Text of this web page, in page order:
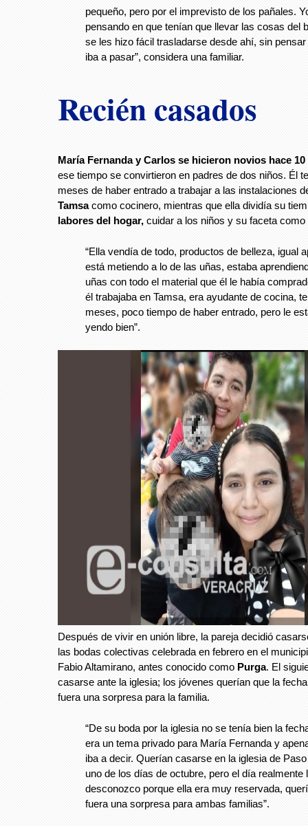
pequeño, pero por el imprevisto de los pañales.
pensando en que tenían que llevar las cosas del
se les hizo fácil trasladarse desde ahí, sin
iba a pasar”, considera una familiar.
Recién casados
María Fernanda y Carlos se hicieron novios hace 10
ese tiempo se convirtieron en padres de dos niños. Él
meses de haber entrado a trabajar a las instalaciones
Tamsacomo cocinero, mientras que ella dividía su
labores del hogar, cuidar a los niños y su faceta
“Ella vendía de todo, productos de belleza, igual
está metiendo a lo de las uñas, estaba
uñas con todo el material que él le había
él trabajaba en Tamsa, era ayudante de cocina,
meses, poco tiempo de haber entrado, pero le
yendo bien”.
Después de vivir en unión libre, la pareja decidió
las bodas colectivas celebrada en febrero en el
Fabio Altamirano, antes conocido como Purga. El
casarse ante la iglesia; los jóvenes querían que la
fuera una sorpresa para la familia.
“De su boda por la iglesia no se tenía bien la
era un tema privado para María Fernanda y
iba a decir. Querían casarse en la iglesia de
uno de los días de octubre, pero el día realmente
desconozco porque ella era muy reservada,
fuera una sorpresa para ambas familias”.